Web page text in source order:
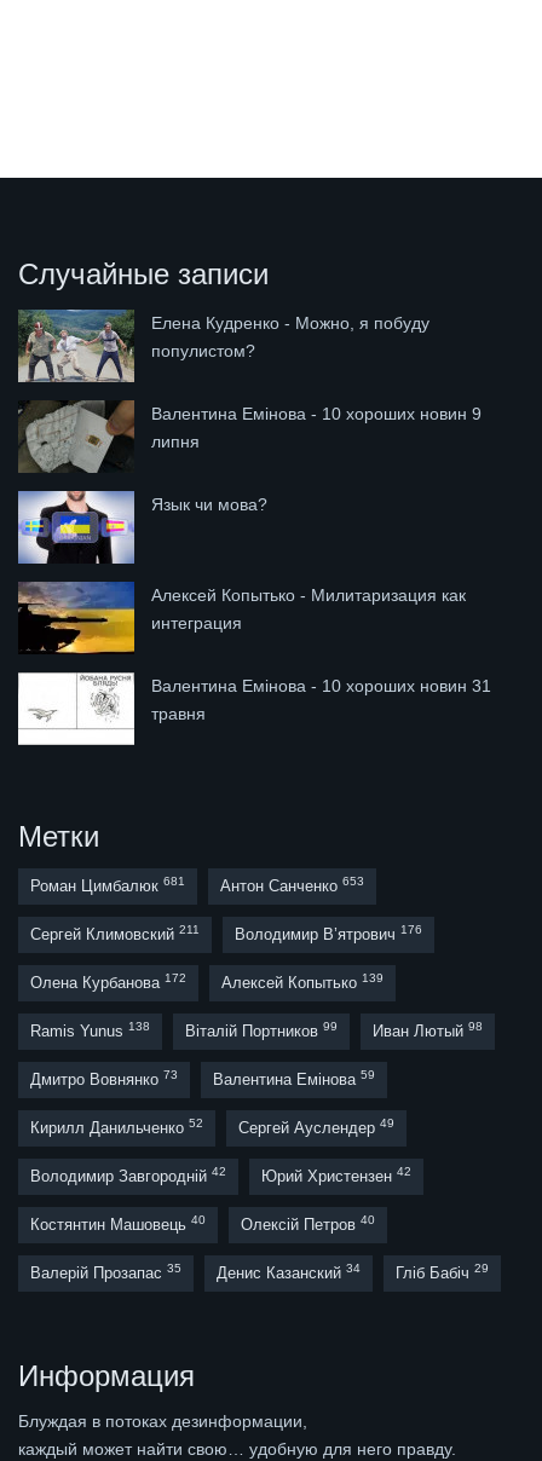
Случайные записи
Елена Кудренко - Можно, я побуду
популистом?
Валентина Емінова - 10 хороших новин 9
липня
Язык чи мова?
Алексей Копытько - Милитаризация как
интеграция
Валентина Емінова - 10 хороших новин 31
травня
Метки
Роман Цимбалюк 681 Антон Санченко 653
Сергей Климовский 211 Володимир В’ятрович 176
Олена Курбанова 172 Алексей Копытько 139
Ramis Yunus 138 Віталій Портников 99 Иван Лютый 98
Дмитро Вовнянко 73 Валентина Емінова 59
Кирилл Данильченко 52 Сергей Ауслендер 49
Володимир Завгородній 42 Юрий Христензен 42
Костянтин Машовець 40 Олексій Петров 40
Валерій Прозапас 35 Денис Казанский 34 Гліб Бабіч 29
Информация
Блуждая в потоках дезинформации,
каждый может найти свою… удобную для него правду.